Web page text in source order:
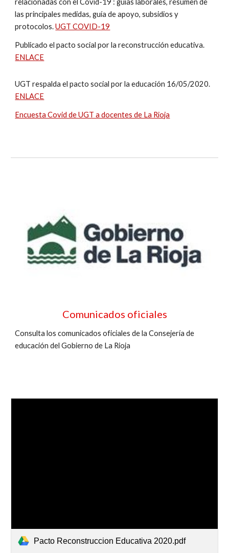
relacionadas con el Covid-19 : guías laborales, resumen de
las principales medidas, guía de apoyo, subsidios y
protocolos.UGT COVID-19
Publicado el pacto social por la reconstrucción educativa.
ENLACE
UGT respalda el pacto social por la educación 16/05/2020.
ENLACE
Encuesta Covid de UGT a docentes de La Rioja
Comunicados oficiales
Consulta los comunicados oficiales de la Consejería de
educación del Gobierno de La Rioja
Pacto Reconstruccion Educativa 2020.pdf